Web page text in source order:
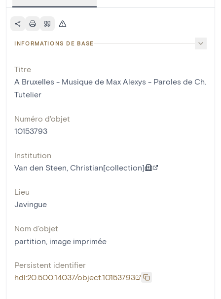
INFORMATIONS DE BASE
Titre
A Bruxelles - Musique de Max Alexys - Paroles de Ch.
Tutelier
Numéro d'objet
10153793
Institution
Van den Steen, Christian[collection]
Lieu
Javingue
Nom d'objet
partition, image imprimée
Persistent identifier
hdl:20.500.14037/object.10153793